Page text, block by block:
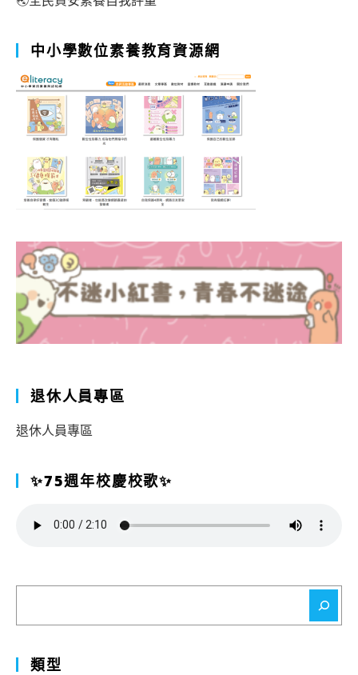
中小學數位素養教育資源網
退休人員專區
退休人員專區
✨75週年校慶校歌✨
類型